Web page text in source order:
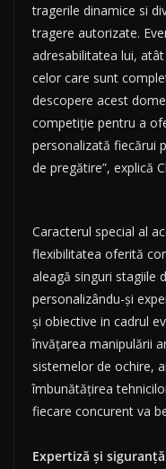
tragerile dinamice si
tragere autorizate.
adresabilitatea lui,
celor care sunt
descopere acest
competiție pentru a
personalizată fiecărui
de pregătire”, explică
Caracterul special al
flexibilitatea oferită
aleagă singuri stagiile
personalizându-și
și obiective in cadrul
învățarea manipulării
sistemelor de ochire,
îmbunătățirea
fiecare concurent va
Expertiză și